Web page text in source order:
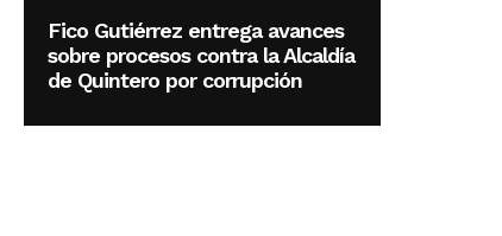
Fico Gutiérrez entrega avances
sobre procesos contra la Alcaldía
de Quintero por corrupción